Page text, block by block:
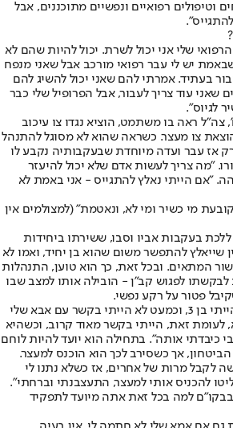
וטיפולים רפואיים ונפשיים מתוכננים, אבל
שלי אני יכול לשרת. יכול להיות שהם לא
שבאמת יש לי עבר רפואי מורכב אבל שאני מנפח
בעתיד. אמרתי להם שאני יכול להשיג להם
שאני עוד צריך לעבור, אבל הפרופיל שלי כבר
לגיוס".
ראה בו משתמט, הוציא נגדו צו עיכוב
צו מעצר. כשראה שהוא לא מסוגל להתנהל
אז עבר ועדה מיוחדת שבעקבותיה נקבע לו
שחרורו. "מה צריך לעשות אדם שלא יכול להיעזר
"אם הייתי נאלץ להתגייס - אני באמת לא
מי כשיר ומי לא, ונאטמת" (למצולמים אין
ללכת בעקבות אביו וסבו, ששירתו ביחידות
שייאלץ להתפשר משום שהוא בן יחיד, ואמו לא
המתאים. ובכל זאת, כך הוא טוען, התנהלות
לפגוש קב"ן - הובילה אותו למצב שבו
פטור על רקע נפשי.
"ההורים שלי התגרשו כשהייתי בן 3, וכמעט לא הייתי בקשר עם אבא שלי
לעומת זאת, הייתי בקשר מאוד קרוב, וכשהיא
כיבדתי אותה". בתחילה הוא יועד להיות לוחם
אך כשסירב לכך הוא הוכנס למעצר.
לקבל מרות של אחרים, אז כשלא נתנו לי
להכניס אותי למעצר, התעצבנתי וברחתי".
למה בכל זאת אתה מיועד לתפקיד